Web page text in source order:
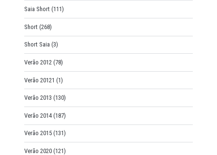
Saia Short (111)
Short (268)
Short Saia (3)
Verão 2012 (78)
Verão 20121 (1)
Verão 2013 (130)
Verão 2014 (187)
Verão 2015 (131)
Verão 2020 (121)